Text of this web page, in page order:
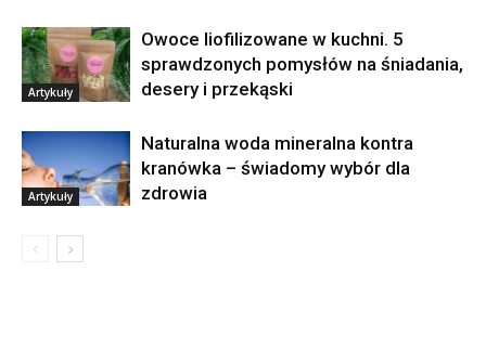
Artykuły
Owoce liofilizowane w kuchni. 5
sprawdzonych pomysłów na śniadania,
desery i przekąski
Artykuły
Naturalna woda mineralna kontra
kranówka – świadomy wybór dla
zdrowia